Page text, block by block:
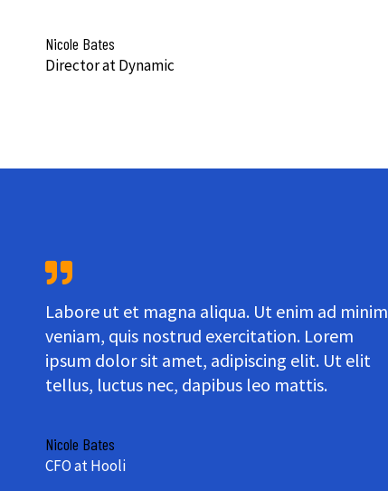
Nicole Bates
Director at Dynamic
Labore ut et magna aliqua. Ut enim ad minim
veniam, quis nostrud exercitation. Lorem
ipsum dolor sit amet, adipiscing elit. Ut elit
tellus, luctus nec, dapibus leo mattis.
Nicole Bates
CFO at Hooli